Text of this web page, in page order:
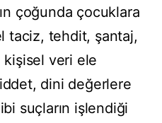
çoğunda çocuklara
taciz, tehdit, şantaj,
kişisel veri ele
dini değerlere
suçların işlendiği